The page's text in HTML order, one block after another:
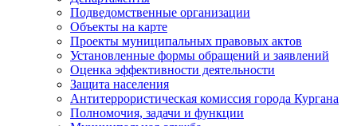
Подведомственные организации
Объекты на карте
Проекты муниципальных правовых актов
Установленные формы обращений и заявлений
Оценка эффективности деятельности
Защита населения
Антитеррористическая комиссия города Кургана
Полномочия, задачи и функции